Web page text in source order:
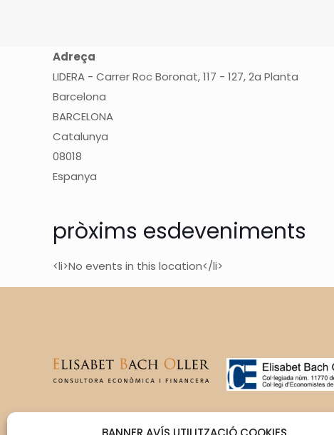
Adreça
LIDERA - Carrer Roc Boronat, 117 - 127, 2a Planta
Barcelona
BARCELONA
Catalunya
08018
Espanya
pròxims esdeveniments
<li>No events in this location</li>